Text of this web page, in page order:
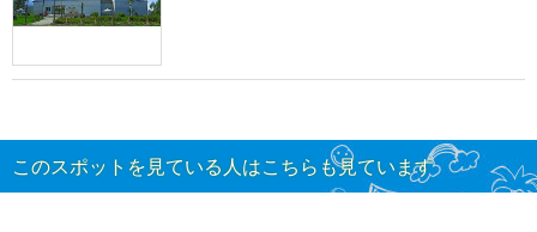
このスポットを見ている人はこちらも見ています